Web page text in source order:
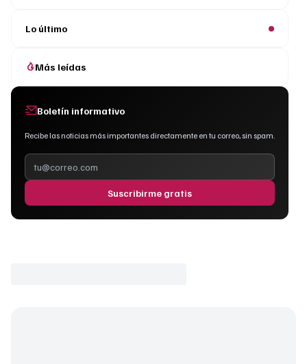
Lo último
Más leídas
Boletín informativo
Recibe las noticias más importantes directamente en tu correo, sin spam.
Suscribirme gratis